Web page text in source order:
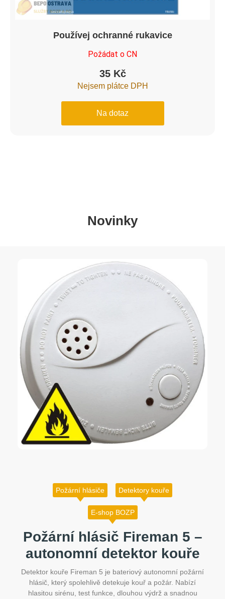
Používej ochranné rukavice
Požádat o CN
35 Kč
Nejsem plátce DPH
Na dotaz
Novinky
Požární hlásiče Detektory kouře
E-shop BOZP
Požární hlásič Fireman 5 –
autonomní detektor kouře
Detektor kouře Fireman 5 je bateriový autonomní požární
hlásič, který spolehlivě detekuje kouř a požár. Nabízí
hlasitou sirénu, test funkce, dlouhou výdrž a snadnou